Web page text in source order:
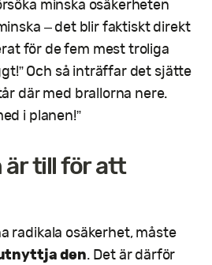
minska osäkerheten
– det blir faktiskt direkt
för de fem mest troliga
Och så inträffar det sjätte
där med brallorna nere.
i planen!”
är till för att
radikala osäkerhet, måste
den. Det är därför